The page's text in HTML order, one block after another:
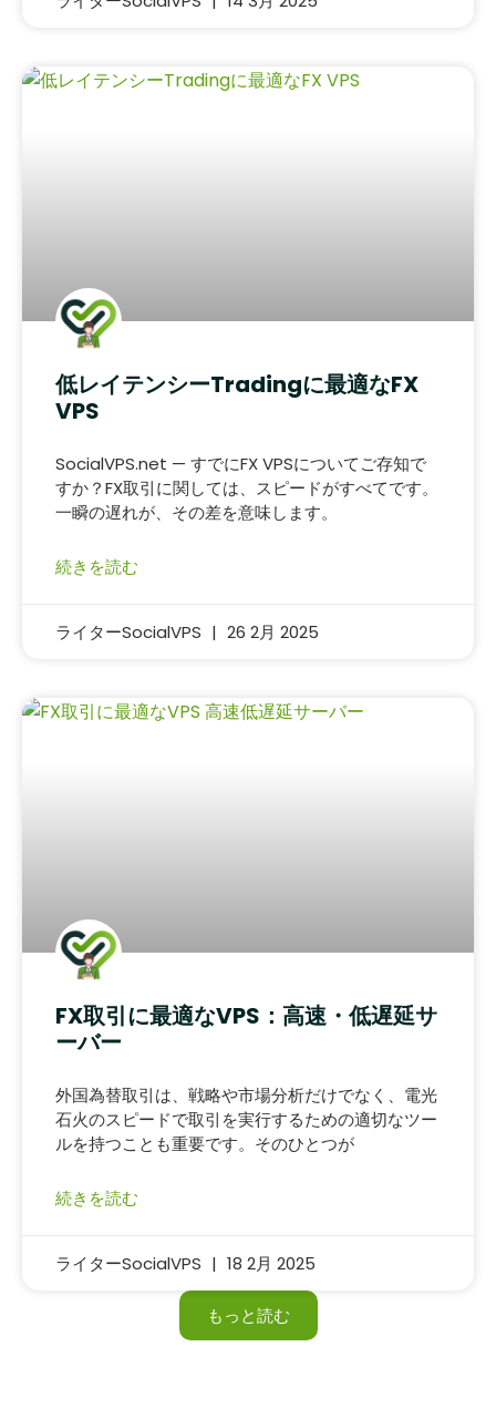
低レイテンシーTradingに最適なFX
VPS
SocialVPS.net — すでにFX VPSについてご存知で
すか？FX取引に関しては、スピードがすべてです。
一瞬の遅れが、その差を意味します。
続きを読む
ライターSocialVPS 26 2月 2025
FX取引に最適なVPS：高速・低遅延サ
ーバー
外国為替取引は、戦略や市場分析だけでなく、電光
石火のスピードで取引を実行するための適切なツー
ルを持つことも重要です。そのひとつが
続きを読む
ライターSocialVPS 18 2月 2025
もっと読む